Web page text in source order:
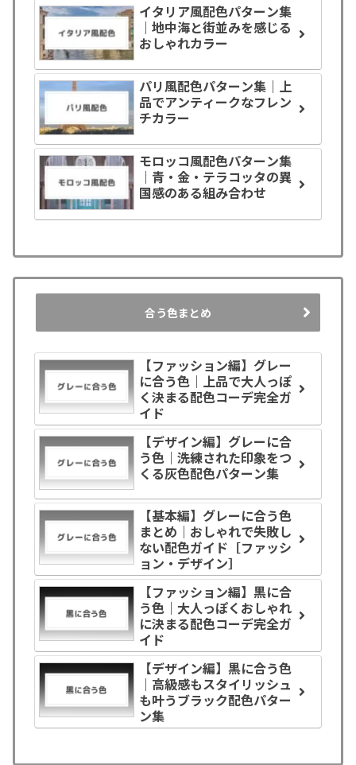
イタリア風配色パターン集
｜地中海と街並みを感じる
おしゃれカラー
パリ風配色パターン集｜上
品でアンティークなフレン
チカラー
モロッコ風配色パターン集
｜青・金・テラコッタの異
国感のある組み合わせ
合う色まとめ
【ファッション編】グレー
に合う色｜上品で大人っぽ
く決まる配色コーデ完全ガ
イド
【デザイン編】グレーに合
う色｜洗練された印象をつ
くる灰色配色パターン集
【基本編】グレーに合う色
まとめ｜おしゃれで失敗し
ない配色ガイド［ファッシ
ョン・デザイン］
【ファッション編】黒に合
う色｜大人っぽくおしゃれ
に決まる配色コーデ完全ガ
イド
【デザイン編】黒に合う色
｜高級感もスタイリッシュ
も叶うブラック配色パター
ン集